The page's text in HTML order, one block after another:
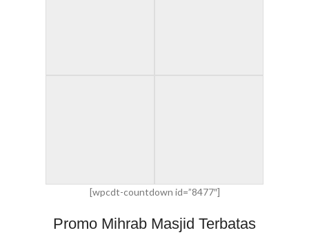
[wpcdt-countdown id=”8477″]
Promo Mihrab Masjid Terbatas